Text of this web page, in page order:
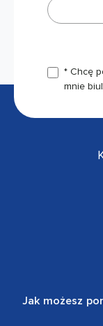
* Chcę
mnie
Jak możesz